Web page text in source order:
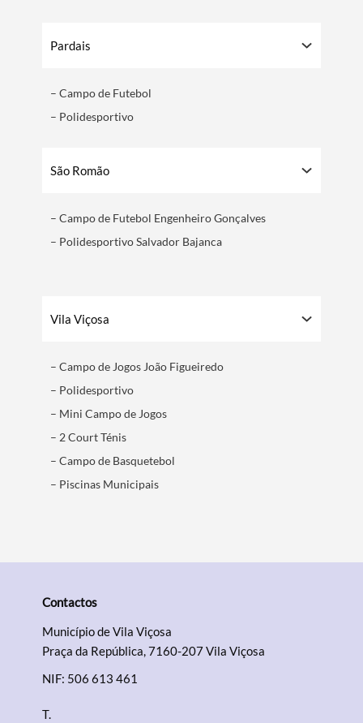
Categorias gerais
Filtros
Pardais
– Campo de Futebol
– Polidesportivo
São Romão
– Campo de Futebol Engenheiro Gonçalves​
– Polidesportivo Salvador Bajanca
Vila Viçosa
– Campo de Jogos João Figueiredo
– Polidesportivo
– Mini Campo de Jogos
– 2 Court Ténis
– Campo de Basquetebol
– Piscinas Municipais
Contactos
Município de Vila Viçosa
Praça da República, 7160-207 Vila Viçosa
NIF: 506 613 461
T.